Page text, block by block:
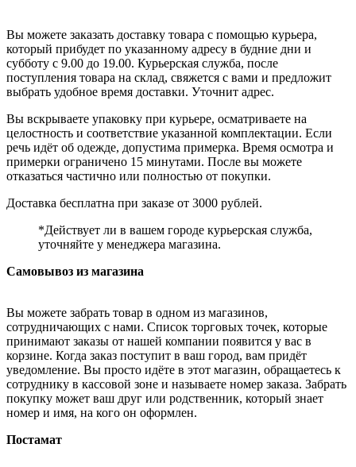
Вы можете заказать доставку товара с помощью курьера,
который прибудет по указанному адресу в будние дни и
субботу с 9.00 до 19.00. Курьерская служба, после
поступления товара на склад, свяжется с вами и предложит
выбрать удобное время доставки. Уточнит адрес.
Вы вскрываете упаковку при курьере, осматриваете на
целостность и соответствие указанной комплектации. Если
речь идёт об одежде, допустима примерка. Время осмотра и
примерки ограничено 15 минутами. После вы можете
отказаться частично или полностью от покупки.
Доставка бесплатна при заказе от 3000 рублей.
*Действует ли в вашем городе курьерская служба,
уточняйте у менеджера магазина.
Самовывоз из магазина
Вы можете забрать товар в одном из магазинов,
сотрудничающих с нами. Список торговых точек, которые
принимают заказы от нашей компании появится у вас в
корзине. Когда заказ поступит в ваш город, вам придёт
уведомление. Вы просто идёте в этот магазин, обращаетесь к
сотруднику в кассовой зоне и называете номер заказа. Забрать
покупку может ваш друг или родственник, который знает
номер и имя, на кого он оформлен.
Постамат